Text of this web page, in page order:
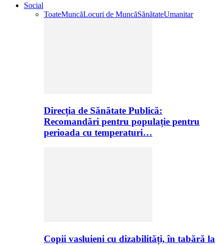
Social
ToateMuncăLocuri de MuncăSănătateUmanitar
Direcția de Sănătate Publică:
Recomandări pentru populație pentru
perioada cu temperaturi…
Copii vasluieni cu dizabilități, în tabără la